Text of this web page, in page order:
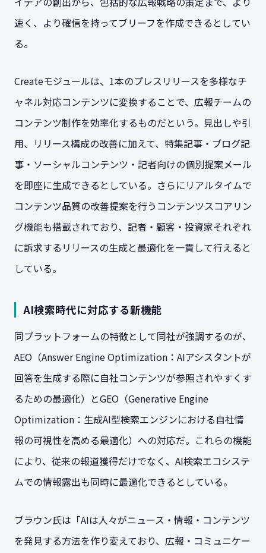
速く、より確信を持ってブリーフを作成できるとしてい
る。
Createモジュールは、1本のプレスリリースを多様なチ
ャネル対応コンテンツに変換することで、広報チームの
コンテンツ制作を効率化するものだという。見出しや引
用、リリース構成の改善に加えて、特集記事・ブログ記
事・ソーシャルコンテンツ・記者向けの個別提案メール
を即座に生成できるとしている。さらにリアルタイムで
コンテンツ品質の改善提案を行うコンテンツスコアリン
グ機能も搭載されており、記者・顧客・投資家それぞれ
に訴求するリリースの生成と最適化を一貫して行えると
している。
AI検索時代に対応する新機能
同プラットフォームの特徴として同社が強調するのが、
AEO（Answer Engine Optimization：AIアシスタントが
回答を生成する際に自社コンテンツが参照されやすくす
るための最適化）とGEO（Generative Engine
Optimization：生成AI型検索エンジンにおける自社情
報の可視性を高める最適化）への対応だ。これらの機能
により、従来の報道獲得だけでなく、AI検索エコシステ
ムでの情報露出も同時に最適化できるとしている。
ブラウン氏は「AIは人々がニュース・情報・コンテンツ
を発見する方法を作り変えており、広報・コミュニケー